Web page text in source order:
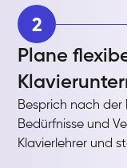
2
Plane
Besprich nach der
Bedürfnisse und
Klavierlehrer und